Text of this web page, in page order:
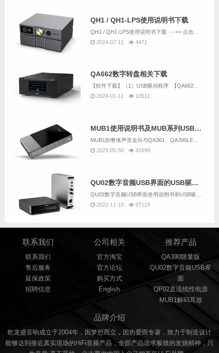
QH1 / QH1-LPS使用说明书下载
2024-07-11
4471
QA662数字转盘相关下载
【软件下载】（1）USB驱动程序 【QA662与QU02是同一个USB驱动，已经有安装QU02的驱动就不需要重复下载】（2）意大利amanero官方USB驱动下载 （内容与上一个一样，不同的是：上面的下载链...
2024-01-11
10511
MUB1使用说明书及MUB系列USB驱动下载
2023-05-30
41699
QU02数字音频USB界面的USB驱动下载(压缩包里包括QU02使用说明书）
2022-11-10
57119
联系我们
联系我们
售后服务
延保政策
招聘信息
公司相关
官方淘宝
官方论坛
购买方式
English
推荐产品
QA390限量版
QU02数字音频USB界
面
QP02直流线性电源
MUB1解码耳放
品牌介绍
乾龙盛音响成立于2004年，因梦想而立，因热爱而专著，致力于制造设计
能够达到接近真实现场的HiFi音频产品，全部产品追求极致的发烧精神，只